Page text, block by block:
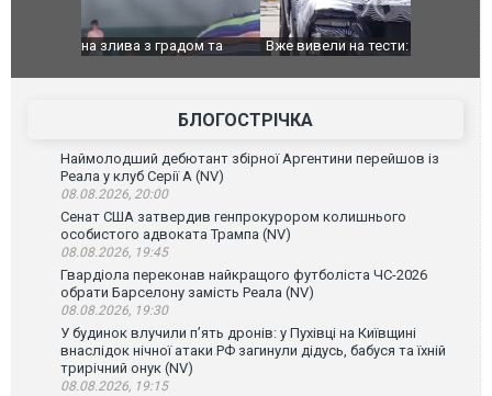
Вже вивели на тести: Ferrari готує оновлення
Вийшов
фільму
БЛОГОСТРІЧКА
Наймолодший дебютант збірної Аргентини перейшов із
Реала у клуб Серії А (NV)
08.08.2026, 20:00
Сенат США затвердив генпрокурором колишнього
особистого адвоката Трампа (NV)
08.08.2026, 19:45
Гвардіола переконав найкращого футболіста ЧС-2026
обрати Барселону замість Реала (NV)
08.08.2026, 19:30
У будинок влучили п’ять дронів: у Пухівці на Київщині
внаслідок нічної атаки РФ загинули дідусь, бабуся та їхній
трирічний онук (NV)
08.08.2026, 19:15